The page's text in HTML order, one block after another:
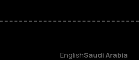
Saudi Arabia
English